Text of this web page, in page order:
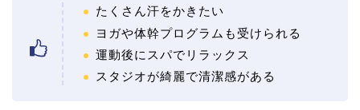
たくさん汗をかきたい
ヨガや体幹プログラムも受けられる
運動後にスパでリラックス
スタジオが綺麗で清潔感がある